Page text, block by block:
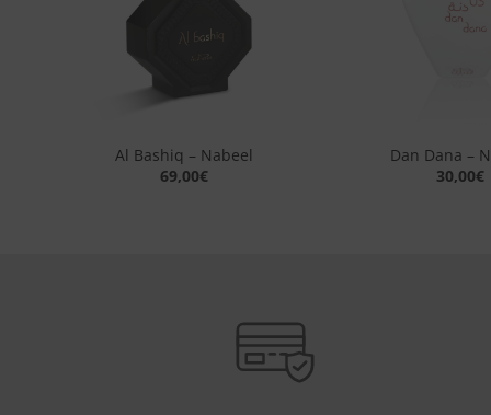
Al Bashiq – Nabeel
69,00€
Dan Dana –
30,00€